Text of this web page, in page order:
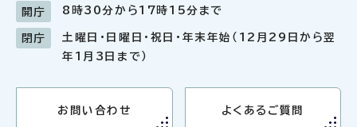
開庁 8時30分から17時15分まで
閉庁
土曜日・日曜日・祝日・年末年始（12月29日から翌
年1月3日まで）
お問い合わせ よくあるご質問